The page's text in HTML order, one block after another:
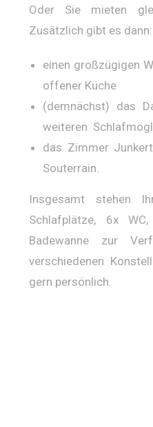
Oder Sie mieten
Zusätzlich gibt es dann:
einen großzügigen
offener Küche
(demnächst) das
weiteren
das Zimmer
Souterrain.
Insgesamt stehen
Schlafplätze, 6x
Badewanne zur
verschiedenen
gern persönlich.